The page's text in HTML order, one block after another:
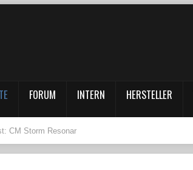
FORUM INTERN HERSTELLER
CM Storm Resonar